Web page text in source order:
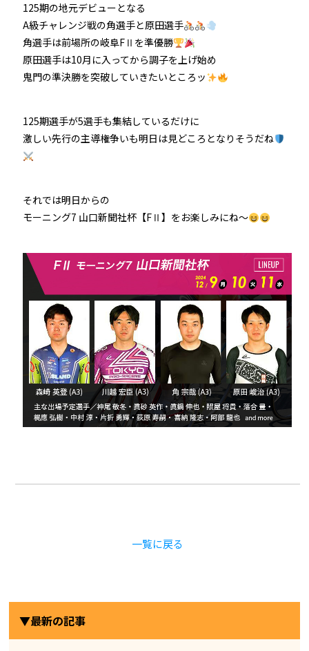
▼最新の記事
125期の地元デビューとなる
A級チャレンジ戦の角選手と原田選手
角選手は前場所の岐阜FⅡを準優勝
原田選手は10月に入ってから調子を上げ始め
鬼門の準決勝を突破していきたいところッ
125期選手が5選手も集結しているだけに
激しい先行の主導権争いも明日は見どころとなりそうだね
それでは明日からの
モーニング7 山口新聞社杯【FⅡ】をお楽しみにね～
一覧に戻る